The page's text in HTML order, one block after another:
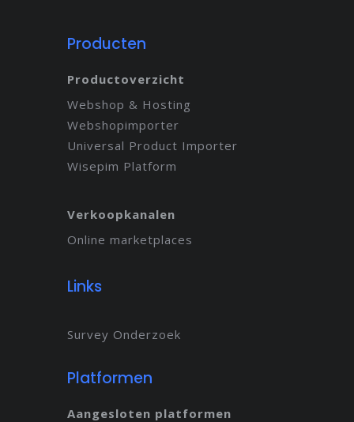
Producten
Productoverzicht
Webshop & Hosting
Webshopimporter
Universal Product Importer
Wisepim Platform
Verkoopkanalen
Online marketplaces
Links
Survey Onderzoek
Platformen
Aangesloten platformen